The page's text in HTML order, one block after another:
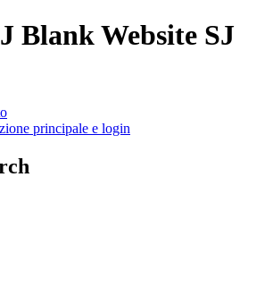
BlankWebsite SJ
principale e login